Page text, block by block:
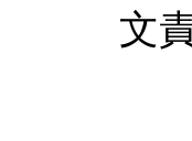
文